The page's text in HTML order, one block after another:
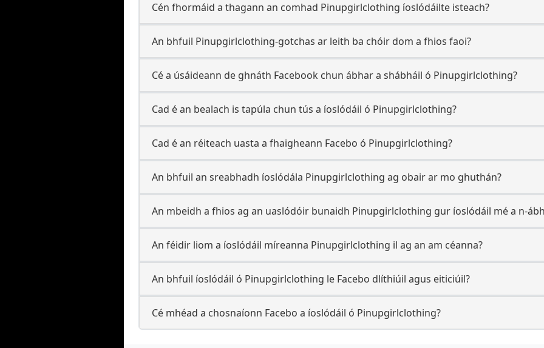
Cén fhormáid a thagann an comhad Pinupgirlclothing íoslódáilte isteach?
An bhfuil Pinupgirlclothing-gotchas ar leith ba chóir dom a fhios faoi?
Cé a úsáideann de ghnáth Facebook chun ábhar a shábháil ó Pinupgirlclothing?
Cad é an bealach is tapúla chun tús a íoslódáil ó Pinupgirlclothing?
Cad é an réiteach uasta a fhaigheann Facebo ó Pinupgirlclothing?
An bhfuil an sreabhadh íoslódála Pinupgirlclothing ag obair ar mo ghuthán?
An mbeidh a fhios ag an uaslódóir bunaidh Pinupgirlclothing gur íoslódáil mé a n-
An féidir liom a íoslódáil míreanna Pinupgirlclothing il ag an am céanna?
An bhfuil íoslódáil ó Pinupgirlclothing le Facebo dlíthiúil agus eiticiúil?
Cé mhéad a chosnaíonn Facebo a íoslódáil ó Pinupgirlclothing?